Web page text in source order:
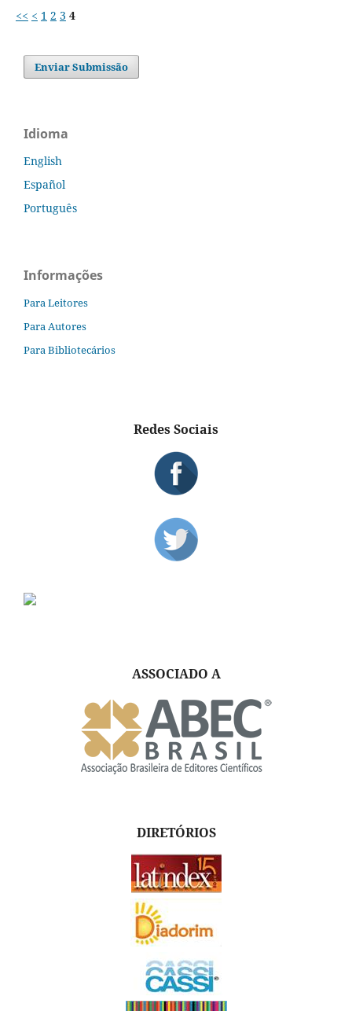
<< < 1 2 3 4
Enviar Submissão
Idioma
English
Español
Português
Informações
Para Leitores
Para Autores
Para Bibliotecários
Redes Sociais
ASSOCIADO A
DIRETÓRIOS